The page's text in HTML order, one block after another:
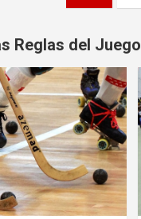
Reglas del Juego